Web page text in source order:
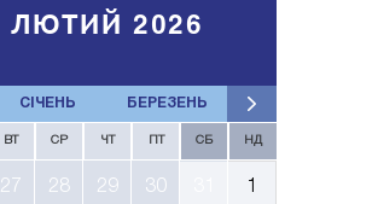
СІЧЕНЬ БЕРЕЗЕНЬ
ЛЮТИЙ 2026
ВТ СР ЧТ СБ НД
27 28 29 30